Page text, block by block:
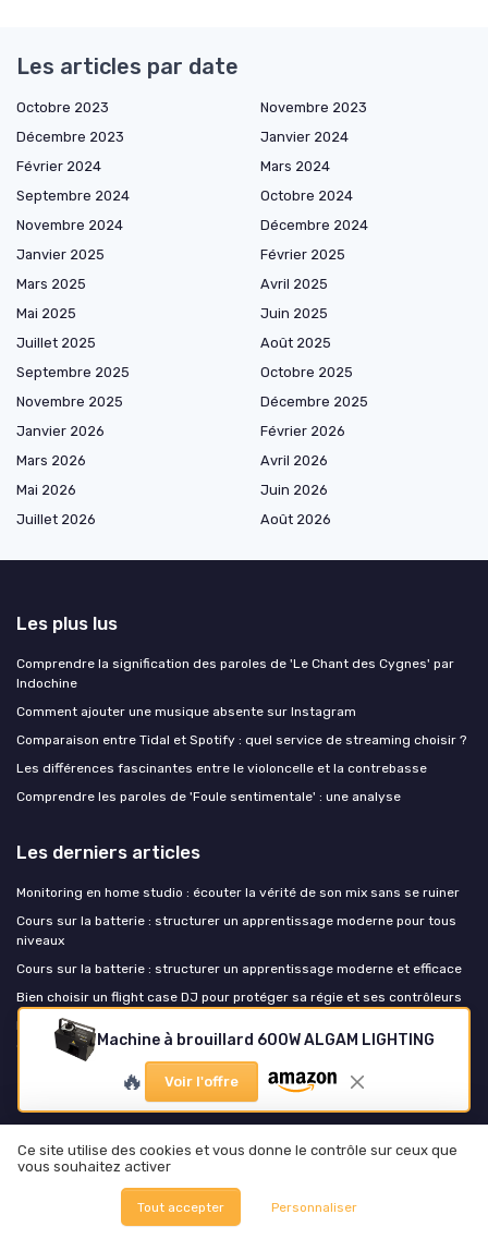
Machine à brouillard 600W ALGAM LIGHTING
🔥 Voir l'offre
Les articles par date
Octobre 2023
Novembre 2023
Décembre 2023
Janvier 2024
Février 2024
Mars 2024
Septembre 2024
Octobre 2024
Novembre 2024
Décembre 2024
Janvier 2025
Février 2025
Mars 2025
Avril 2025
Mai 2025
Juin 2025
Juillet 2025
Août 2025
Septembre 2025
Octobre 2025
Novembre 2025
Décembre 2025
Janvier 2026
Février 2026
Mars 2026
Avril 2026
Mai 2026
Juin 2026
Juillet 2026
Août 2026
Les plus lus
Comprendre la signification des paroles de 'Le Chant des Cygnes' par
Indochine
Comment ajouter une musique absente sur Instagram
Comparaison entre Tidal et Spotify : quel service de streaming choisir ?
Les différences fascinantes entre le violoncelle et la contrebasse
Comprendre les paroles de 'Foule sentimentale' : une analyse
Les derniers articles
Monitoring en home studio : écouter la vérité de son mix sans se ruiner
Cours sur la batterie : structurer un apprentissage moderne pour tous
niveaux
Cours sur la batterie : structurer un apprentissage moderne et efficace
Bien choisir un flight case DJ pour protéger sa régie et ses contrôleurs
Rentrée home studio : préparer son setup avant que septembre ne
décide pour vous
Mentions légales
Politique de confidentialité
Ce site utilise des cookies et vous donne le contrôle sur ceux que
vous souhaitez activer
Tout accepter Personnaliser